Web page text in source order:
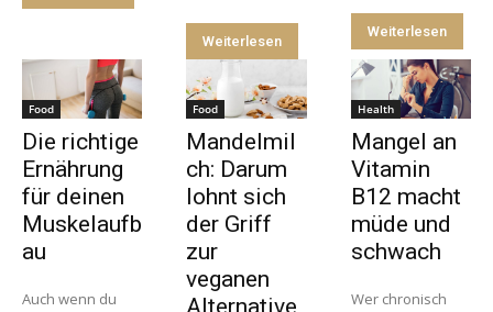
Weiterlesen
Weiterlesen
Food
Die richtige
Ernährung
für deinen
Muskelaufb
au
Auch wenn du
Food
Mandelmil
ch: Darum
lohnt sich
der Griff
zur
veganen
Health
Mangel an
Vitamin
B12 macht
müde und
schwach
Wer chronisch